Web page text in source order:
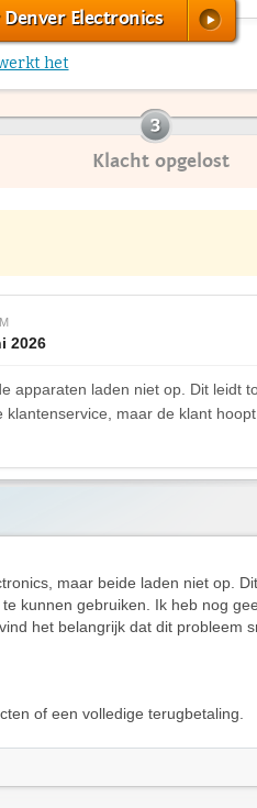
Electronics
het
Klacht opgelost
2026
apparaten laden niet op. Dit leidt
maar de klant
maar beide laden niet op.
kunnen gebruiken. Ik heb nog
het belangrijk dat dit probleem
of een volledige terugbetaling.